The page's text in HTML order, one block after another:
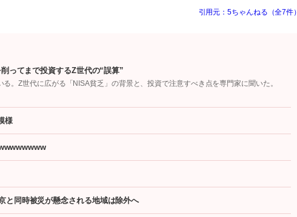
引用元：5ちゃんねる（全7件）
ってまで投資するZ世代の“誤算”
。Z世代に広がる「NISA貧乏」の背景と、投資で注意すべき点を専門家に聞いた。
様
と同時被災が懸念される地域は除外へ